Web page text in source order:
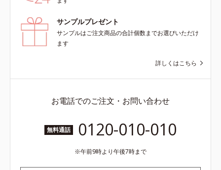
サンプルプレゼント
サンプルはご注文商品の合計個数までお選びいただけ
ます
詳しくはこちら
お電話でのご注文・お問い合わせ
無料通話 0120-010-010
午前9時より午後7時まで